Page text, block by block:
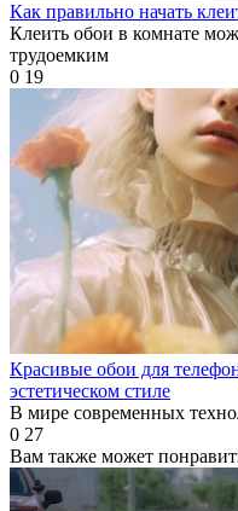
Как правильно начать
Клеить обои в комнате
трудоемким
0 19
Красивые обои для
эстетическом стиле
В мире современных
0 27
Вам также может